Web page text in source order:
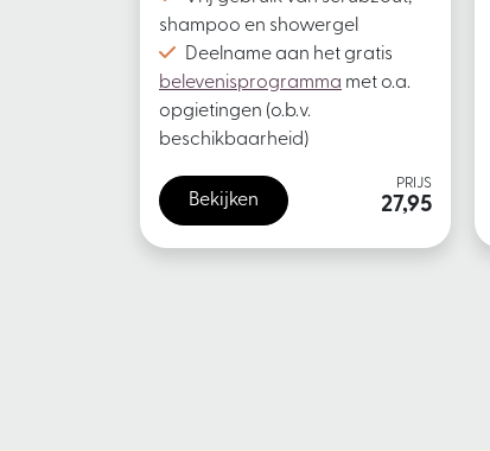
shampoo en showergel
Deelname aan het gratis
belevenisprogramma met o.a.
opgietingen (o.b.v.
beschikbaarheid)
Bekijken
PRIJS
27,95